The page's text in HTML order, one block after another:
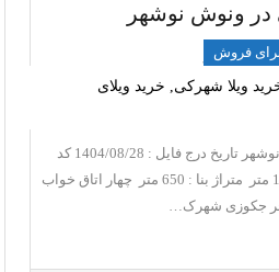
ونوش نوشهر
فروش
ویلا شهرکی, خرید ویلای
فروش ویلا شهرکی در ونوش نوشهر تاریخ درج فایل : 1404/08/28 کد
فایل : 2093 متراژ زمین : 1050 متر متراژ بنا : 650 متر چهار اتاق خواب
جکوزی شهرک…